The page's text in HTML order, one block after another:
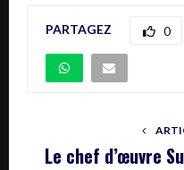
PARTAGEZ 0
Le chef d’œuvre